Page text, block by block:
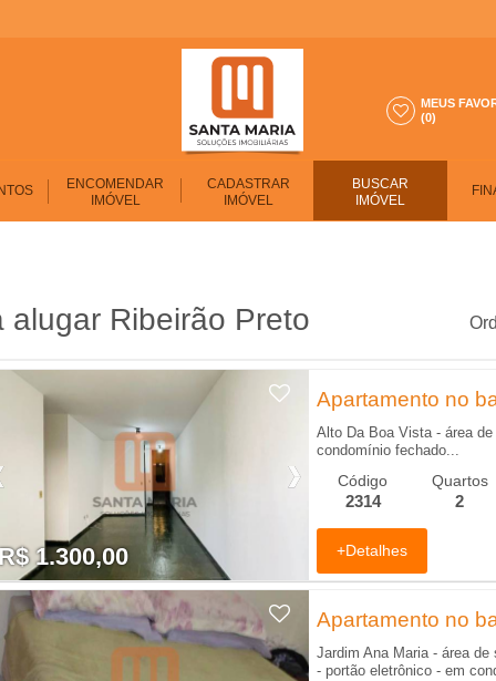
MEUS
(0)
ENCOMENDAR
IMÓVEL
CADASTRAR
IMÓVEL
BUSCAR
IMÓVEL
alugar Ribeirão Preto
1.300,00 R$ 1.300,00
Apartamento no
Alto Da Boa Vista - área
condomínio fechado...
Código
2314
Quartos
2
+Detalhes
Apartamento no
Jardim Ana Maria - área
- portão eletrônico - em